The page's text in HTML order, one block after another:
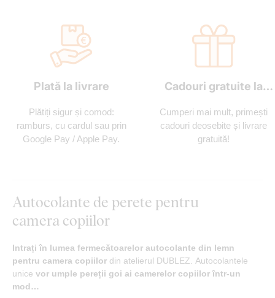
Plată la livrare
Plătiți sigur și comod:
ramburs, cu cardul sau prin
Google Pay / Apple Pay.
Cadouri gratuite la
Cumperi mai mult, primești
cadouri deosebite și livrare
gratuită!
Autocolante de perete pentru
camera copiilor
Intrați în lumea fermecătoarelor autocolante din lemn
pentru camera copiilor din atelierul DUBLEZ. Autocolantele
unice vor umple pereții goi ai camerelor copiilor într-un
mod…